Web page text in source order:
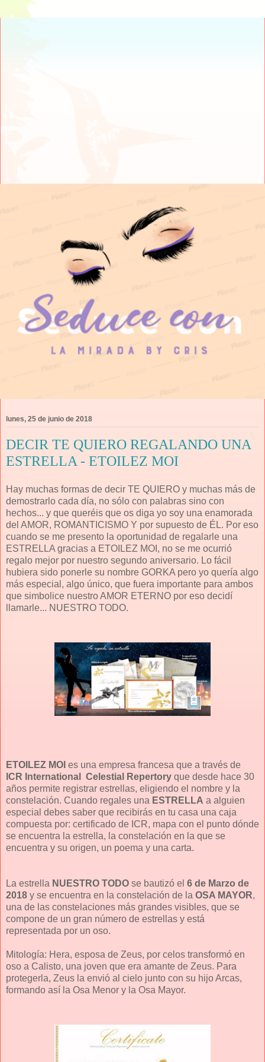
lunes, 25 de junio de 2018
DECIR TE QUIERO REGALANDO UNA
ESTRELLA - ETOILEZ MOI
Hay muchas formas de decir TE QUIERO y muchas más de
demostrarlo cada día, no sólo con palabras sino con
hechos... y que queréis que os diga yo soy una enamorada
del AMOR, ROMANTICISMO Y por supuesto de ÉL. Por eso
cuando se me presento la oportunidad de regalarle una
ESTRELLA gracias a ETOILEZ MOI, no se me ocurrió
regalo mejor por nuestro segundo aniversario. Lo fácil
hubiera sido ponerle su nombre GORKA pero yo quería algo
más especial, algo único, que fuera importante para ambos
que simbolice nuestro AMOR ETERNO por eso decidí
llamarle... NUESTRO TODO.
ETOILEZ MOI es una empresa francesa que a través de
ICR International Celestial Repertory que desde hace 30
años permite registrar estrellas, eligiendo el nombre y la
constelación. Cuando regales una ESTRELLA a alguien
especial debes saber que recibirás en tu casa una caja
compuesta por: certificado de ICR, mapa con el punto dónde
se encuentra la estrella, la constelación en la que se
encuentra y su origen, un poema y una carta.
La estrella NUESTRO TODO se bautizó el 6 de Marzo de
2018 y se encuentra en la constelación de la OSA MAYOR,
una de las constelaciones más grandes visibles, que se
compone de un gran número de estrellas y está
representada por un oso.
Mitología: Hera, esposa de Zeus, por celos transformó en
oso a Calisto, una joven que era amante de Zeus. Para
protegerla, Zeus la envió al cielo junto con su hijo Arcas,
formando así la Osa Menor y la Osa Mayor.